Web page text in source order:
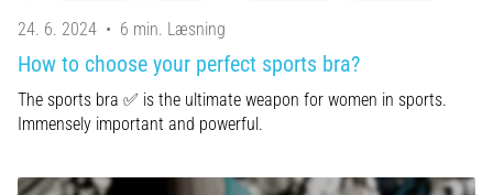
24. 6. 2024 • 6 min. Læsning
How to choose your perfect sports bra?
The sports bra ✅ is the ultimate weapon for women in sports.
Immensely important and powerful.